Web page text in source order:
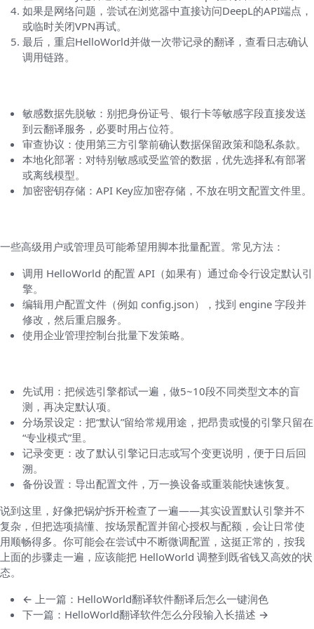
如果是网络问题，尝试在浏览器中直接访问DeepL的API端点，
或临时关闭VPN再试。
最后，重启HelloWorld并做一次带记录的翻译，查看日志确认
调用链路。
敏感数据先脱敏：别把身份证号、银行卡等敏感字段直接发送
到云翻译服务，必要时用占位符。
审查协议：使用第三方引擎前确认数据保留政策和隐私条款。
本地化部署：对特别敏感或受监管的数据，优先选择私有部署
或离线模型。
加密密钥存储：API Key应加密存储，不放在明文配置文件里。
一些高级用户或管理员可能希望用脚本批量配置。常见方法：
调用 HelloWorld 的配置 API（如果有）通过命令行设定默认引
擎。
编辑用户配置文件（例如 config.json），找到 engine 字段并
修改，然后重启服务。
使用企业管理控制台批量下发策略。
先试用：把候选引擎都试一遍，做5~10段不同类型文本的盲
测，再决定默认项。
分场景设定：把“默认”留给常规用途，把昂贵或慢的引擎只留在
“专业模式”里。
记录变更：改了默认引擎记日志或写个变更说明，便于日后回
溯。
备份设置：导出配置文件，万一换设备或重装能快速恢复。
说到这里，好像把锅炉拆开检查了一遍——其实设置默认引擎并不
复杂，但把选项搞懂、按场景配置并留心授权与配额，会让日常使
用顺畅得多。你可能会在尝试中不断微调配置，这挺正常的，按我
上面的步骤走一遍，应该能把 HelloWorld 调整到既省钱又高效的状
态。
← 上一篇：HelloWorld翻译软件翻译后怎么一键润色
下一篇：HelloWorld翻译软件怎么分段输入长描述 →